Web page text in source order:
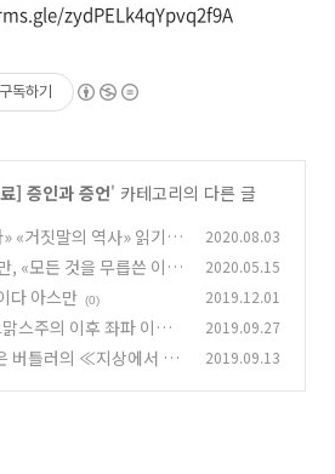
zydPELk4qYpvq2f9A
구독하기
] 증인과 증언' 카테고리의 다른 글
«거짓말의 역사» 읽기
2020.08.03
«모든 것을 무릅쓴 이미
2020.05.15
다 아스만 (0) 2019.12.01
스주의 이후 좌파 이론
2019.09.27
버틀러의 ≪지상에서 함
2019.09.13